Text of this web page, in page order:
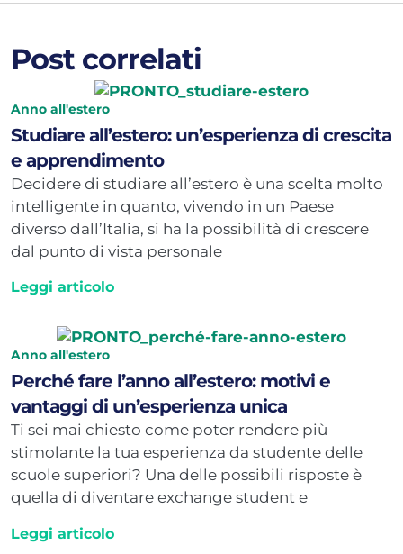
Post correlati
Anno all'estero
Studiare all’estero: un’esperienza di crescita
e apprendimento
Decidere di studiare all’estero è una scelta molto
intelligente in quanto, vivendo in un Paese
diverso dall’Italia, si ha la possibilità di crescere
dal punto di vista personale
Leggi articolo
Anno all'estero
Perché fare l’anno all’estero: motivi e
vantaggi di un’esperienza unica
Ti sei mai chiesto come poter rendere più
stimolante la tua esperienza da studente delle
scuole superiori? Una delle possibili risposte è
quella di diventare exchange student e
Leggi articolo